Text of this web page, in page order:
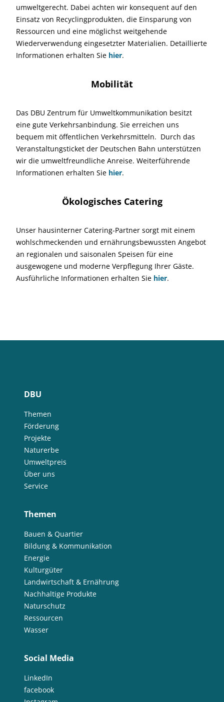
umweltgerecht. Dabei achten wir konsequent auf den
Einsatz von Recyclingprodukten, die Einsparung von
Ressourcen und eine möglichst weitgehende
Wiederverwendung eingesetzter Materialien. Detaillierte
Informationen erhalten Sie hier.
Mobilität
Das DBU Zentrum für Umweltkommunikation besitzt
eine gute Verkehrsanbindung. Sie erreichen uns
bequem mit öffentlichen Verkehrsmitteln. Durch das
Veranstaltungsticket der Deutschen Bahn unterstützen
wir die umweltfreundliche Anreise. Weiterführende
Informationen erhalten Sie hier.
Ökologisches Catering
Unser hausinterner Catering-Partner sorgt mit einem
wohlschmeckenden und ernährungsbewussten Angebot
an regionalen und saisonalen Speisen für eine
ausgewogene und moderne Verpflegung Ihrer Gäste.
Ausführliche Informationen erhalten Sie hier.
DBU
Themen
Förderung
Projekte
Naturerbe
Umweltpreis
Über uns
Service
Themen
Bauen & Quartier
Bildung & Kommunikation
Energie
Kulturgüter
Landwirtschaft & Ernährung
Nachhaltige Produkte
Naturschutz
Ressourcen
Wasser
Social Media
LinkedIn
facebook